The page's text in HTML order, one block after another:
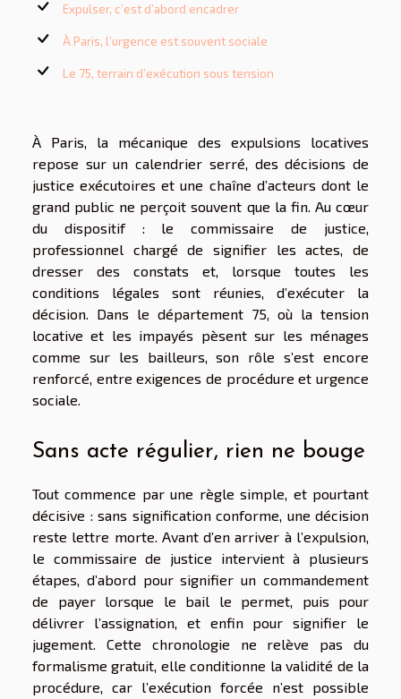
Expulser, c’est d’abord encadrer
À Paris, l’urgence est souvent sociale
Le 75, terrain d’exécution sous tension
À Paris, la mécanique des expulsions locatives
repose sur un calendrier serré, des décisions de
justice exécutoires et une chaîne d’acteurs dont le
grand public ne perçoit souvent que la fin. Au cœur
du dispositif : le commissaire de justice,
professionnel chargé de signifier les actes, de
dresser des constats et, lorsque toutes les
conditions légales sont réunies, d’exécuter la
décision. Dans le département 75, où la tension
locative et les impayés pèsent sur les ménages
comme sur les bailleurs, son rôle s’est encore
renforcé, entre exigences de procédure et urgence
sociale.
Sans acte régulier, rien ne bouge
Tout commence par une règle simple, et pourtant
décisive : sans signification conforme, une décision
reste lettre morte. Avant d’en arriver à l’expulsion,
le commissaire de justice intervient à plusieurs
étapes, d’abord pour signifier un commandement
de payer lorsque le bail le permet, puis pour
délivrer l’assignation, et enfin pour signifier le
jugement. Cette chronologie ne relève pas du
formalisme gratuit, elle conditionne la validité de la
procédure, car l’exécution forcée n’est possible